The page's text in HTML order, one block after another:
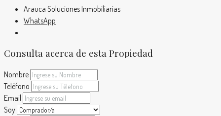
Arauca Soluciones Inmobiliarias
WhatsApp
Consulta acerca de esta Propiedad
Nombre
Teléfono
Email
Soy